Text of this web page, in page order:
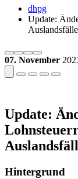
dhpg
Update:
07. November
Update:
Hintergrund